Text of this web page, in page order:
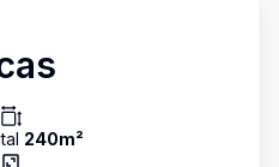
240m²